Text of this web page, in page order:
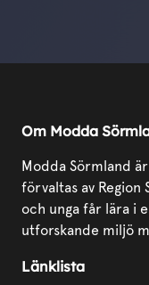
Om Modda
Modda Sörmland
förvaltas av
och unga får lära i
utforskande miljö
Länklista